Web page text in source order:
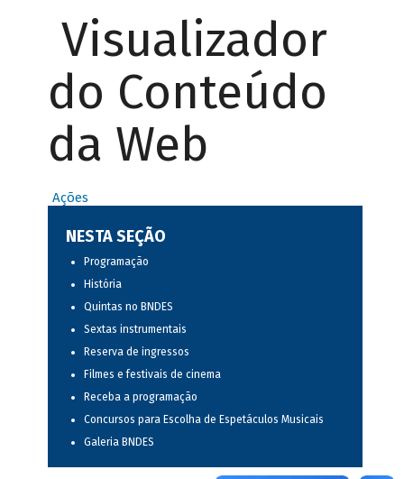
Visualizador
do Conteúdo
da Web
Ações
NESTA SEÇÃO
Programação
História
Quintas no BNDES
Sextas instrumentais
Reserva de ingressos
Filmes e festivais de cinema
Receba a programação
Concursos para Escolha de Espetáculos Musicais
Galeria BNDES